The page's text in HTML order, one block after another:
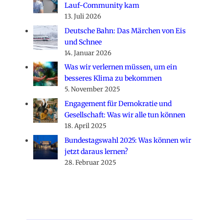
Lauf-Community kam
13. Juli 2026
Deutsche Bahn: Das Märchen von Eis
und Schnee
14. Januar 2026
Was wir verlernen müssen, um ein
besseres Klima zu bekommen
5. November 2025
Engagement für Demokratie und
Gesellschaft: Was wir alle tun können
18. April 2025
Bundestagswahl 2025: Was können wir
jetzt daraus lernen?
28. Februar 2025